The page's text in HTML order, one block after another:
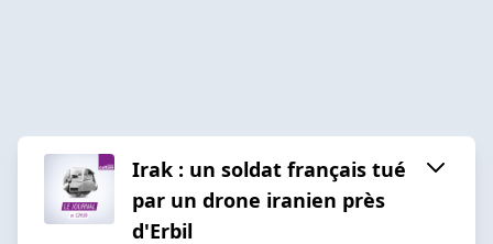
Irak : un soldat français tué
par un drone iranien près
d'Erbil